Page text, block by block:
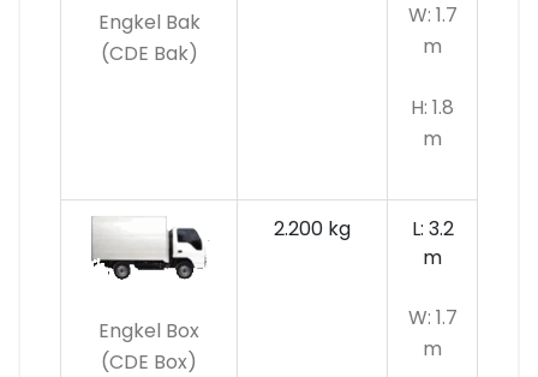
Engkel Bak
(CDE Bak)
W: 1.7
m
H: 1.8
m
Engkel Box
(CDE Box)
2.200 kg
L: 3.2
m
W: 1.7
m